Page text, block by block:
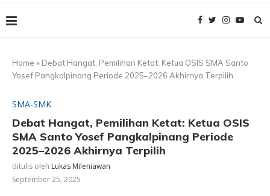
Home » Debat Hangat, Pemilihan Ketat: Ketua OSIS SMA Santo
Yosef Pangkalpinang Periode 2025–2026 Akhirnya Terpilih
SMA-SMK
Debat Hangat, Pemilihan Ketat: Ketua OSIS
SMA Santo Yosef Pangkalpinang Periode
2025–2026 Akhirnya Terpilih
ditulis oleh Lukas Mileniawan
September 25, 2025